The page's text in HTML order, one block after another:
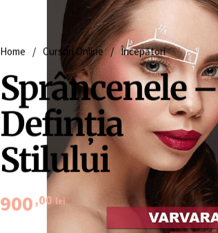
Home / Cursuri Online / Începători
Sprâncenele –
Definția
Stilului
900,00 lei